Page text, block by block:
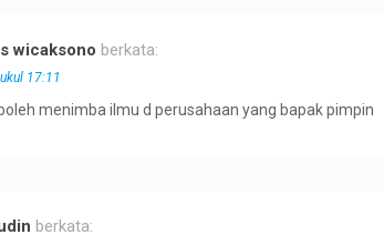
wicaksono berkata:
17:11
menimba ilmu d perusahaan yang bapak pimpin
berkata: